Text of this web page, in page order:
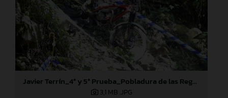
Javier Terrín_4ª y 5ª Prueba_Pobladura de las Regueras (León)
3,1 MB .JPG